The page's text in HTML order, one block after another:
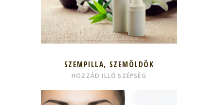
SZEMPILLA, SZEMÖLDÖK
HOZZÁD ILLŐ SZÉPSÉG